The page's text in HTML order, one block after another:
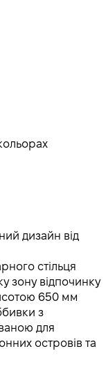
дизайн від
стільця
зону відпочинку
650 мм
з
для
островів та